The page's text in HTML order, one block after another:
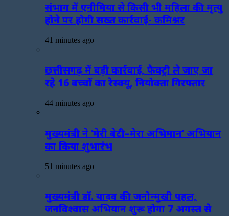
संभाग में एनीमिया से किसी भी महिला की मृत्यु
होने पर होगी सख्त कार्रवाई- कमिश्नर
41 minutes ago
छत्तीसगढ़ में बड़ी कार्रवाई, फैक्ट्री ले जाए जा
रहे 16 बच्चों का रेस्क्यू, नियोक्ता गिरफ्तार
44 minutes ago
मुख्यमंत्री ने ‘मेरी बेटी–मेरा अभिमान’ अभियान
का किया शुभारंभ
51 minutes ago
मुख्यमंत्री डॉ. यादव की जनोन्मुखी पहल,
जनविश्वास अभियान शुरू होगा 7 अगस्त से